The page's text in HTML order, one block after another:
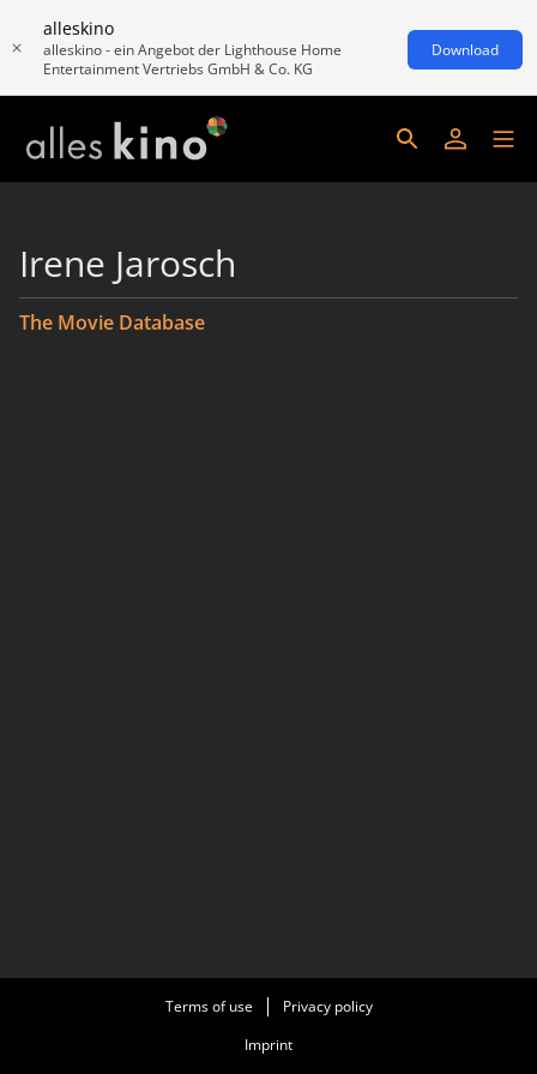
alleskino
alleskino - ein Angebot der Lighthouse Home
Entertainment Vertriebs GmbH & Co. KG
Download
Irene Jarosch
The Movie Database
Terms of use
Privacy policy
Imprint